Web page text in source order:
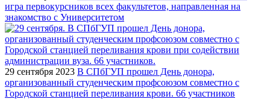
игра первокурсников всех факультетов, направленная на
знакомство с Университетом
29 сентября 2023 В СПбГУП прошел День донора,
организованный студенческим профсоюзом совместно с
Городской станцией переливания крови. 66 участников